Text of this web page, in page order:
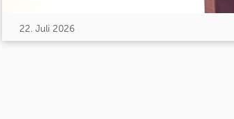
22. Juli 2026